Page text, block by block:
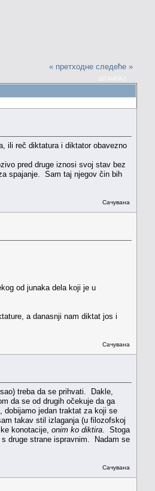
« претходне следеће »
ili reč diktatura i diktator obavezno
pred druge iznosi svoj stav bez
spajanje. Sam taj njegov čin bih
Сачувана
od junaka dela koji je u
a danasnji nam diktat jos i
Сачувана
treba da se prihvati. Dakle,
da se od drugih očekuje da ga
jedan traktat za koji se
takav stil izlaganja (u filozofskoj
konotacije, onim ko diktira . Stoga
druge strane ispravnim. Nadam se
Сачувана